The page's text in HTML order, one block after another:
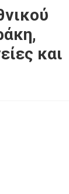
και